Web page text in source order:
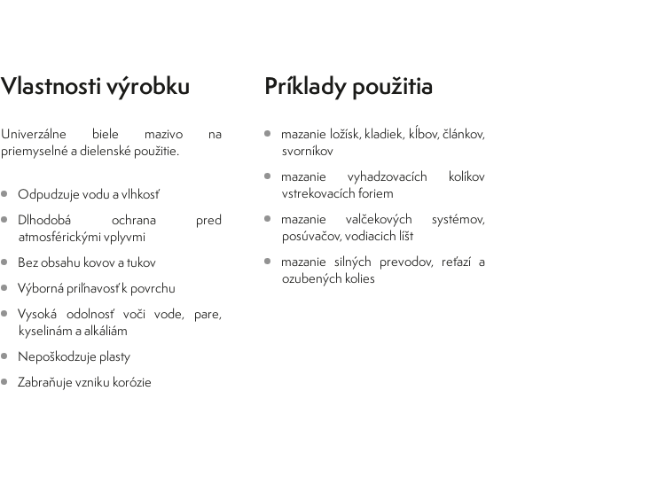
Vlastnosti výrobku
Univerzálne biele mazivo na
priemyselné a dielenské použitie.
Odpudzuje vodu a vlhkosť
Dlhodobá ochrana pred
atmosférickými vplyvmi
Bez obsahu kovov a tukov
Výborná priľnavosť k povrchu
Vysoká odolnosť voči vode, pare,
kyselinám a alkáliám
Nepoškodzuje plasty
Zabraňuje vzniku korózie
Príklady použitia
mazanie ložísk, kladiek, kĺbov, článkov,
svorníkov
mazanie vyhadzovacích kolíkov
vstrekovacích foriem
mazanie valčekových systémov,
posúvačov, vodiacich líšt
mazanie silných prevodov, reťazí a
ozubených kolies